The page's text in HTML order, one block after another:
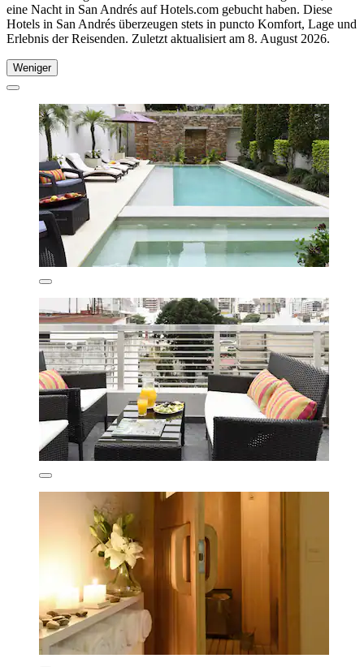
eine Nacht in San Andrés auf Hotels.com gebucht haben. Diese
Hotels in San Andrés überzeugen stets in puncto Komfort, Lage und
Erlebnis der Reisenden. Zuletzt aktualisiert am 8. August 2026.
Weniger